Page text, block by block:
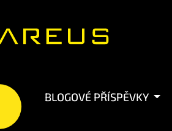
BLOGOVÉ PŘÍSPĚVKY